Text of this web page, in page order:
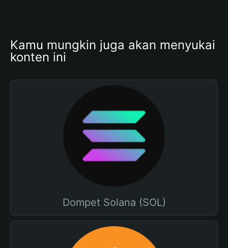
Kamu mungkin juga akan menyukai
konten ini
Dompet Solana (SOL)